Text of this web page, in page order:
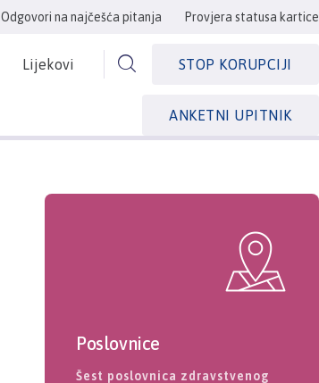
Odgovori na najčešća pitanja Provjera statusa kartice
Lijekovi STOP KORUPCIJI
ANKETNI UPITNIK
Poslovnice
Šest poslovnica zdravstvenog